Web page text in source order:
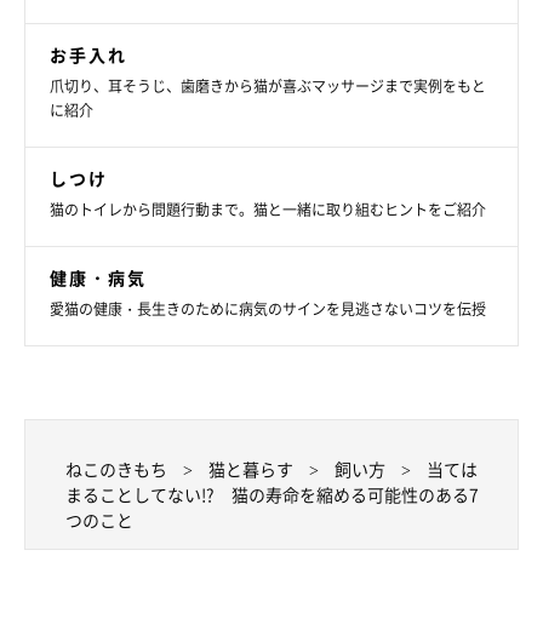
にも注意が必要です。
たとえ飼い主さんが猫とは別の場所でタバコを吸っていたとして
も、有害物質が付着した衣服で抱っこされたり、物質が付着した
部分を舐めてしまうことで、猫が有害物質を口にしてしまう
す。
ですよね。愛猫のことを考えて、禁煙されることをおすすめしま
お手入れ
爪切り、耳そうじ、歯磨きから猫が喜ぶマッサージまで実例をもと
に紹介
しつけ
猫のトイレから問題行動まで。猫と一緒に取り組むヒントをご紹介
健康・病気
愛猫の健康・長生きのために病気のサインを見逃さないコツを伝授
ねこのきもち 猫と暮らす 飼い方
当ては
まることしてない!? 猫の寿命を縮める可能性のある7
つのこと